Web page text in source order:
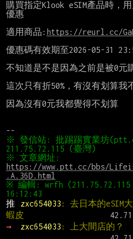
購買指定Klook eSIM產品時，
優惠
適用商品: https://reurl.cc/
優惠碼有效期至2026-05-31
不知道是不是因為之前是被0元
這次只有折50%，有沒有划算我
因為沒有0元我都覺得不划算
※ 發信站: 批踢踢實業坊
https://www.ptt.cc/bbs/
.A.36D.html
※ 編輯: wrfh (211.75.72.115
推
zxc654033 : 去日本的eSIM
蝦皮
→
zxc654033 : 上大間店的？